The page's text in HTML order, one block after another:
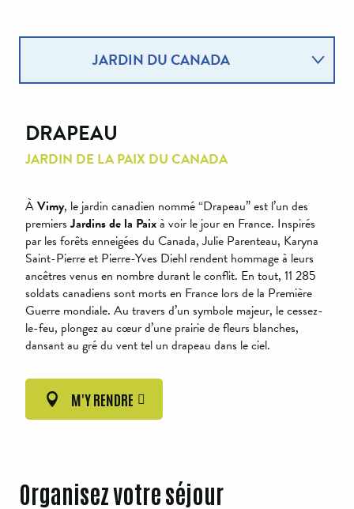
JARDIN DU CANADA
JARDIN DE LA TCHÉCOSLOVAQUIE
JARDIN DE LA FRANCE
JARDIN DE LA POLOGNE
DRAPEAU
JARDIN DE LA PAIX DU CANADA
ÀVimy, le jardin canadien nommé “Drapeau” est l’un des
premiersJardins de la Paixà voir le jour en France. Inspirés
par les forêts enneigées du Canada, Julie Parenteau, Karyna
Saint-Pierre et Pierre-Yves Diehl rendent hommage à leurs
ancêtres venus en nombre durant le conflit. En tout, 11 285
soldats canadiens sont morts en France lors de la Première
Guerre mondiale. Au travers d’un symbole majeur, le cessez-
le-feu, plongez au cœur d’une prairie de fleurs blanches,
dansant au gré du vent tel un drapeau dans le ciel.
M'Y RENDRE
Organisez votre séjour